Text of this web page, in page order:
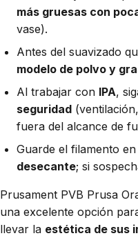
más gruesas con
vase).
Antes del suavizado
modelo de polvo y
Al trabajar con IPA,
seguridad
fuera del alcance de
Guarde el filamento
desecante; si
Prusament PVB Prusa
una excelente opción
llevar la estética de sus